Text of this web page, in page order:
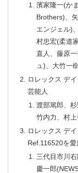
濱家隆一(か
Brothers)、
エンジェル)
村忠宏(柔道
直人、藤原
ュ)、大竹一
ロレックス デ
芸能人
渡部篤郎、
竹内力、村
ロレックス デ
Ref.116520を愛
三代目市川
慶一郎